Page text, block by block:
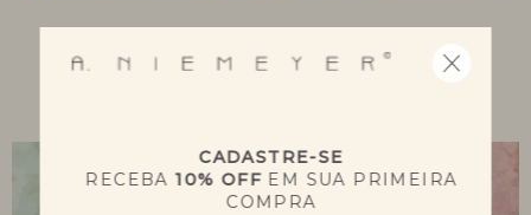
CADASTRE-SE
RECEBA10% OFFEM SUA PRIMEIRA
COMPRA